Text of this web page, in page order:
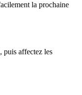
la prochaine
puis affectez les